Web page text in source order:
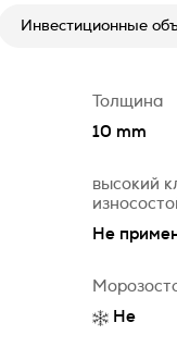
Инвестиционные
Толщина
10 mm
высокий
Не
Не